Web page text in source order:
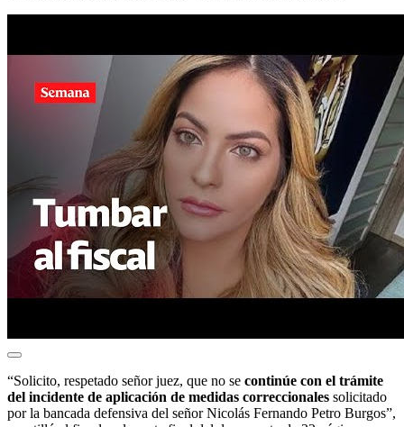
“Solicito, respetado señor juez, que no se continúe con el trámite
del incidente de aplicación de medidas correccionales solicitado
por la bancada defensiva del señor Nicolás Fernando Petro Burgos”,